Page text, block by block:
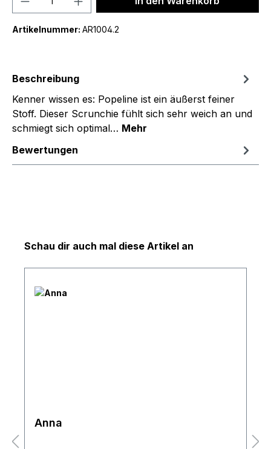
Artikelnummer: AR1004.2
Beschreibung
Kenner wissen es: Popeline ist ein äußerst feiner
Stoff. Dieser Scrunchie fühlt sich sehr weich an und
schmiegt sich optimal… Mehr
Bewertungen
Produktgalerie überspringen
Schau dir auch mal diese Artikel an
Anna